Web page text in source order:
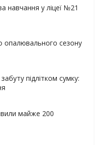
навчання у ліцеї №21
опалювального сезону
підлітком сумку:
майже 200